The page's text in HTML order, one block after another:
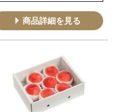
商品詳細を見る